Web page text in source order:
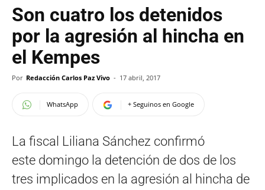
Son cuatro los detenidos
por la agresión al hincha en
el Kempes
Por Redacción Carlos Paz Vivo - 17 abril, 2017
WhatsApp + Seguinos en Google
La fiscal Liliana Sánchez confirmó
este domingo la detención de dos de los
tres implicados en la agresión al hincha de